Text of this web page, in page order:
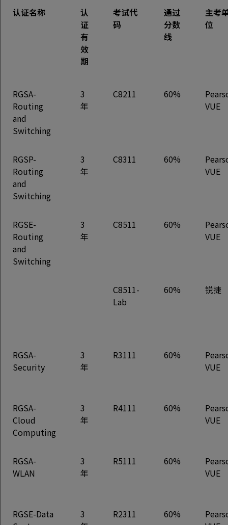
认证名称
认
证
有
效
期
考试代
码
通过
分数
线
主考
位
RGSA-
Routing
and
Switching
3
年
C8211 60%
VUE
RGSP-
Routing
and
Switching
3
年
C8311 60%
VUE
RGSE-
Routing
and
Switching
3
年
C8511 60%
VUE
C8511-
Lab
60% 锐捷
RGSA-
Security
3
年
R3111 60%
VUE
RGSA-
Cloud
Computing
3
年
R4111 60%
VUE
RGSA-
WLAN
3
年
R5111 60%
VUE
RGSE-Data
3
R2311 60%